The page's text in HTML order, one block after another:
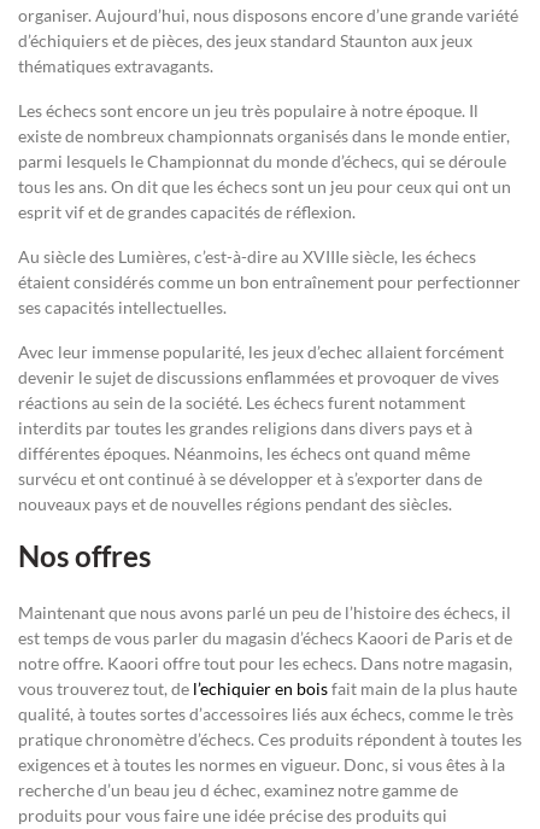
organiser. Aujourd’hui, nous disposons encore d’une grande variété
d’échiquiers et de pièces, des jeux standard Staunton aux jeux
thématiques extravagants.
Les échecs sont encore un jeu très populaire à notre époque. Il
existe de nombreux championnats organisés dans le monde entier,
parmi lesquels le Championnat du monde d’échecs, qui se déroule
tous les ans. On dit que les échecs sont un jeu pour ceux qui ont un
esprit vif et de grandes capacités de réflexion.
Au siècle des Lumières, c’est-à-dire au XVIIIe siècle, les échecs
étaient considérés comme un bon entraînement pour perfectionner
ses capacités intellectuelles.
Avec leur immense popularité, les jeux d’echec allaient forcément
devenir le sujet de discussions enflammées et provoquer de vives
réactions au sein de la société. Les échecs furent notamment
interdits par toutes les grandes religions dans divers pays et à
différentes époques. Néanmoins, les échecs ont quand même
survécu et ont continué à se développer et à s’exporter dans de
nouveaux pays et de nouvelles régions pendant des siècles.
Nos offres
Maintenant que nous avons parlé un peu de l’histoire des échecs, il
est temps de vous parler du magasin d’échecs Kaoori de Paris et de
notre offre. Kaoori offre tout pour les echecs. Dans notre magasin,
vous trouverez tout, de l’echiquier en boisfait main de la plus haute
qualité, à toutes sortes d’accessoires liés aux échecs, comme le très
pratique chronomètre d’échecs. Ces produits répondent à toutes les
exigences et à toutes les normes en vigueur. Donc, si vous êtes à la
recherche d’un beau jeu d échec, examinez notre gamme de
produits pour vous faire une idée précise des produits qui